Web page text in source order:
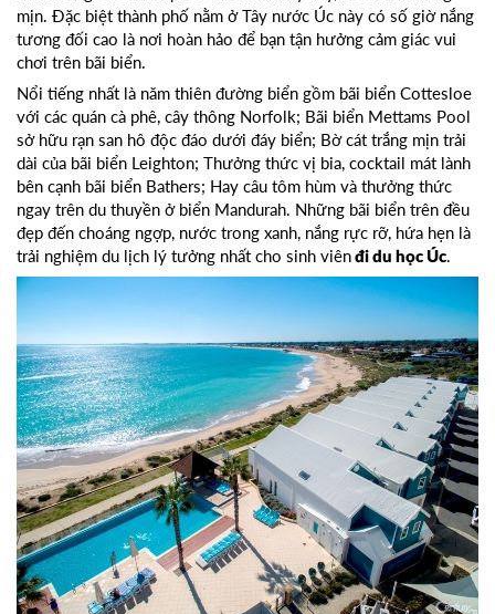
mịn. Đặc biệt thành phố nằm ở Tây nước Úc này có số giờ nắng
tương đối cao là nơi hoàn hảo để bạn tận hưởng cảm giác vui
chơi trên bãi biển.
Nổi tiếng nhất là năm thiên đường biển gồm bãi biển Cottesloe
với các quán cà phê, cây thông Norfolk; Bãi biển Mettams Pool
sở hữu rạn san hô độc đáo dưới đáy biển; Bờ cát trắng mịn trải
dài của bãi biển Leighton; Thưởng thức vị bia, cocktail mát lành
bên cạnh bãi biển Bathers; Hay câu tôm hùm và thưởng thức
ngay trên du thuyền ở biển Mandurah. Những bãi biển trên đều
đẹp đến choáng ngợp, nước trong xanh, nắng rực rỡ, hứa hẹn là
trải nghiệm du lịch lý tưởng nhất cho sinh viên đi du học Úc.